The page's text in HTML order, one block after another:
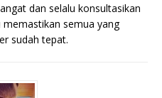
dan selalu konsultasikan
semua yang
sudah tepat.